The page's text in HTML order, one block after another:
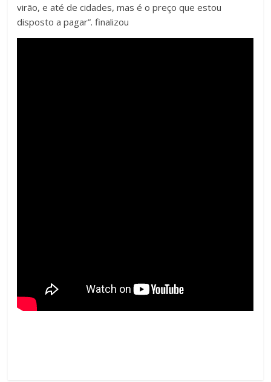
virão, e até de cidades, mas é o preço que estou
disposto a pagar”. finalizou